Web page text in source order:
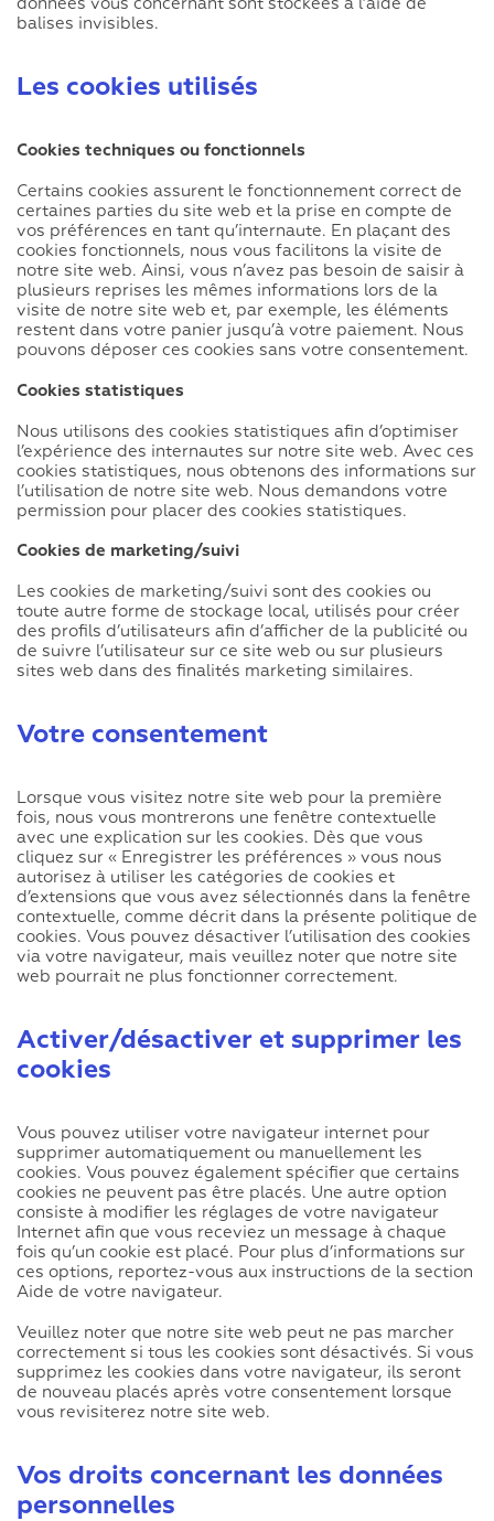
données vous concernant sont stockées à l’aide de
balises invisibles.
Les cookies utilisés
Cookies techniques ou fonctionnels
Certains cookies assurent le fonctionnement correct de
certaines parties du site web et la prise en compte de
vos préférences en tant qu’internaute. En plaçant des
cookies fonctionnels, nous vous facilitons la visite de
notre site web. Ainsi, vous n’avez pas besoin de saisir à
plusieurs reprises les mêmes informations lors de la
visite de notre site web et, par exemple, les éléments
restent dans votre panier jusqu’à votre paiement. Nous
pouvons déposer ces cookies sans votre consentement.
Cookies statistiques
Nous utilisons des cookies statistiques afin d’optimiser
l’expérience des internautes sur notre site web. Avec ces
cookies statistiques, nous obtenons des informations sur
l’utilisation de notre site web. Nous demandons votre
permission pour placer des cookies statistiques.
Cookies de marketing/suivi
Les cookies de marketing/suivi sont des cookies ou
toute autre forme de stockage local, utilisés pour créer
des profils d’utilisateurs afin d’afficher de la publicité ou
de suivre l’utilisateur sur ce site web ou sur plusieurs
sites web dans des finalités marketing similaires.
Votre consentement
Lorsque vous visitez notre site web pour la première
fois, nous vous montrerons une fenêtre contextuelle
avec une explication sur les cookies. Dès que vous
cliquez sur « Enregistrer les préférences » vous nous
autorisez à utiliser les catégories de cookies et
d’extensions que vous avez sélectionnés dans la fenêtre
contextuelle, comme décrit dans la présente politique de
cookies. Vous pouvez désactiver l’utilisation des cookies
via votre navigateur, mais veuillez noter que notre site
web pourrait ne plus fonctionner correctement.
Activer/désactiver et supprimer les
cookies
Vous pouvez utiliser votre navigateur internet pour
supprimer automatiquement ou manuellement les
cookies. Vous pouvez également spécifier que certains
cookies ne peuvent pas être placés. Une autre option
consiste à modifier les réglages de votre navigateur
Internet afin que vous receviez un message à chaque
fois qu’un cookie est placé. Pour plus d’informations sur
ces options, reportez-vous aux instructions de la section
Aide de votre navigateur.
Veuillez noter que notre site web peut ne pas marcher
correctement si tous les cookies sont désactivés. Si vous
supprimez les cookies dans votre navigateur, ils seront
de nouveau placés après votre consentement lorsque
vous revisiterez notre site web.
Vos droits concernant les données
personnelles